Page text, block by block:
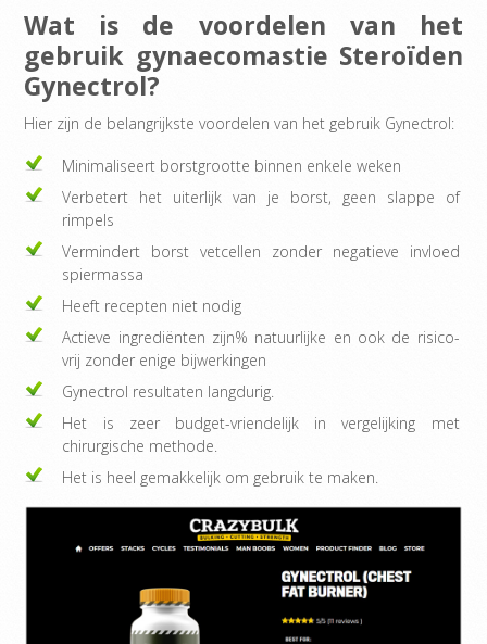
Wat is de voordelen van het
gebruik gynaecomastie Steroïden
Gynectrol?
Hier zijn de belangrijkste voordelen van het gebruik Gynectrol:
Minimaliseert borstgrootte binnen enkele weken
Verbetert het uiterlijk van je borst, geen slappe of
rimpels
Vermindert borst vetcellen zonder negatieve invloed
spiermassa
Heeft recepten niet nodig
Actieve ingrediënten zijn% natuurlijke en ook de risico-
vrij zonder enige bijwerkingen
Gynectrol resultaten langdurig.
Het is zeer budget-vriendelijk in vergelijking met
chirurgische methode.
Het is heel gemakkelijk om gebruik te maken.